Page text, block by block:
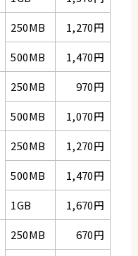
250MB
1,270円
500MB
1,470円
250MB
970円
500MB
1,070円
250MB
1,270円
500MB
1,470円
1GB
1,670円
250MB
670円